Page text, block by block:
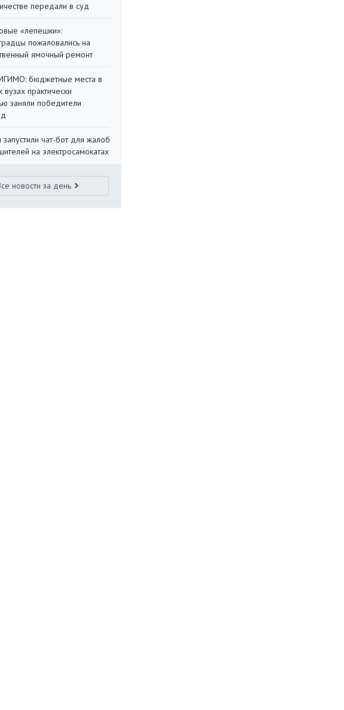
передали в суд
«лепешки»:
пожаловались на
ямочный ремонт
бюджетные места в
практически
заняли победители
запустили чат-бот для жалоб
на электросамокатах
новости за день